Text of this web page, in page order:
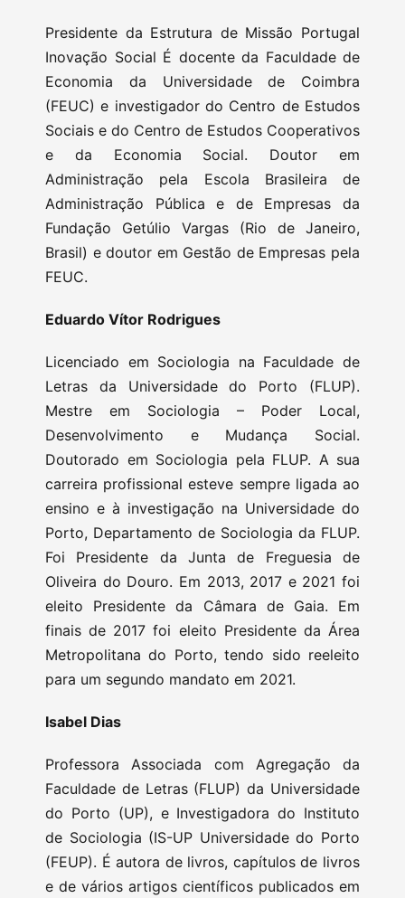
Presidente da Estrutura de Missão Portugal
Inovação Social É docente da Faculdade de
Economia da Universidade de Coimbra
(FEUC) e investigador do Centro de Estudos
Sociais e do Centro de Estudos Cooperativos
e da Economia Social. Doutor em
Administração pela Escola Brasileira de
Administração Pública e de Empresas da
Fundação Getúlio Vargas (Rio de Janeiro,
Brasil) e doutor em Gestão de Empresas pela
FEUC.
Eduardo Vítor Rodrigues
Licenciado em Sociologia na Faculdade de
Letras da Universidade do Porto (FLUP).
Mestre em Sociologia – Poder Local,
Desenvolvimento e Mudança Social.
Doutorado em Sociologia pela FLUP. A sua
carreira profissional esteve sempre ligada ao
ensino e à investigação na Universidade do
Porto, Departamento de Sociologia da FLUP.
Foi Presidente da Junta de Freguesia de
Oliveira do Douro. Em 2013, 2017 e 2021 foi
eleito Presidente da Câmara de Gaia. Em
finais de 2017 foi eleito Presidente da Área
Metropolitana do Porto, tendo sido reeleito
para um segundo mandato em 2021.
Isabel Dias
Professora Associada com Agregação da
Faculdade de Letras (FLUP) da Universidade
do Porto (UP), e Investigadora do Instituto
de Sociologia (IS-UP Universidade do Porto
(FEUP). É autora de livros, capítulos de livros
e de vários artigos científicos publicados em